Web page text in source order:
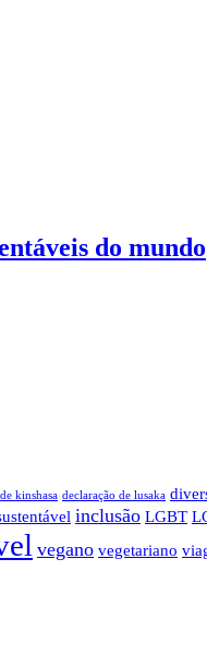
do mundo
kinshasa declaração de lusaka
inclusão LGBT
vegano vegetariano